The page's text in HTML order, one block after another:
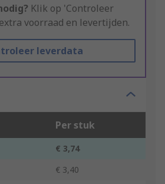
Klik op 'Controleer
voorraad en levertijden.
leverdata
Per stuk
€ 3,74
€ 3,40